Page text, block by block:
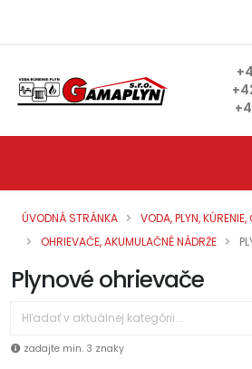
ÚVODNÁ STRÁNKA
VODA, PLYN, KÚRENIE,
OHRIEVAČE, AKUMULAČNÉ NÁDRŽE
Plynové ohrievače
zadajte min. 3 znaky